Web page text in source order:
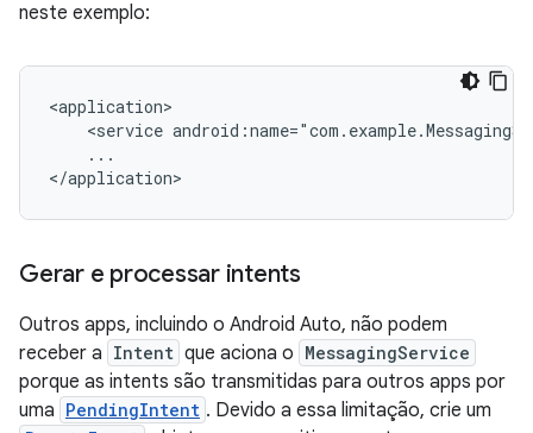
neste exemplo:
<service
...
Gerar e processar intents
Outros apps, incluindo o Android Auto, não podem
receber a Intent que aciona o MessagingService
porque as intents são transmitidas para outros apps por
uma PendingIntent . Devido a essa limitação, crie um